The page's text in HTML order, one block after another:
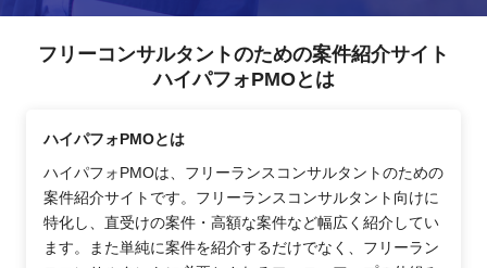
フリーコンサルタントのための案件紹介サイト
ハイパフォPMOとは
ハイパフォPMOとは
ハイパフォPMOは、フリーランスコンサルタントのための
案件紹介サイトです。フリーランスコンサルタント向けに
特化し、直受けの案件・高額な案件など幅広く紹介してい
ます。また単純に案件を紹介するだけでなく、フリーラン